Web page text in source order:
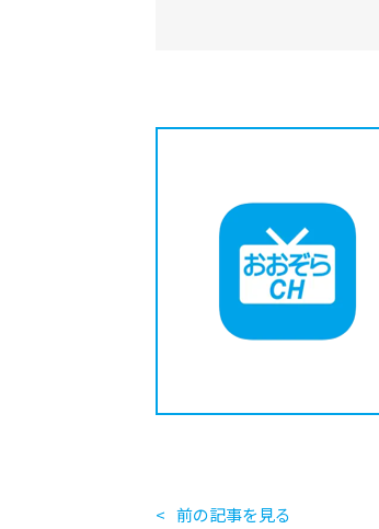
前の記事を見る